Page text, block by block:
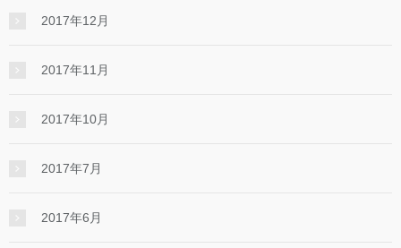
2017年12月
2017年11月
2017年10月
2017年7月
2017年6月